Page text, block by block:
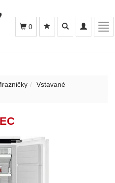
Toggle
navigation
Toggle
search
0
Vstavané